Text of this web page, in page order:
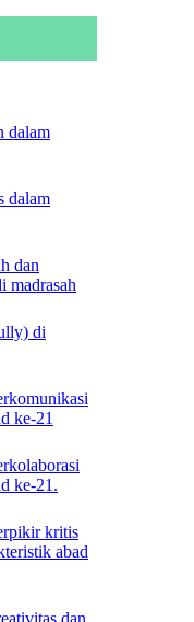
dalam
dalam
dan
madrasah
di
ke-21
ke-21.
kritis
abad
dan